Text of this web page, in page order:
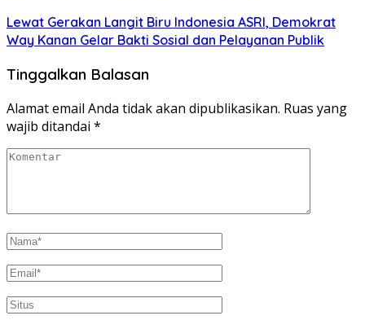
Lewat Gerakan Langit Biru Indonesia ASRI, Demokrat
Way Kanan Gelar Bakti Sosial dan Pelayanan Publik
Tinggalkan Balasan
Alamat email Anda tidak akan dipublikasikan. Ruas yang
wajib ditandai *